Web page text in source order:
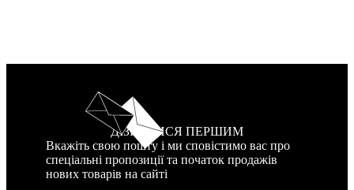
ДІЗНАТИСЯ ПЕРШИМ
Вкажіть свою пошту і ми сповістимо вас про
спеціальні пропозиції та початок продажів
нових товарів на сайті